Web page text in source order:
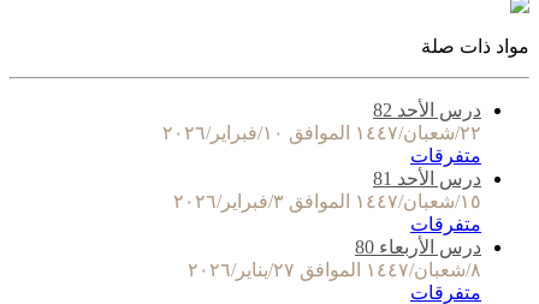
مواد ذات صلة
درس الأحد 82
٢٢/شعبان/١٤٤٧ الموافق ١٠/فبراير/٢٠٢٦
متفرقات
درس الأحد 81
١٥/شعبان/١٤٤٧ الموافق ٣/فبراير/٢٠٢٦
متفرقات
درس الأربعاء 80
٨/شعبان/١٤٤٧ الموافق ٢٧/يناير/٢٠٢٦
متفرقات